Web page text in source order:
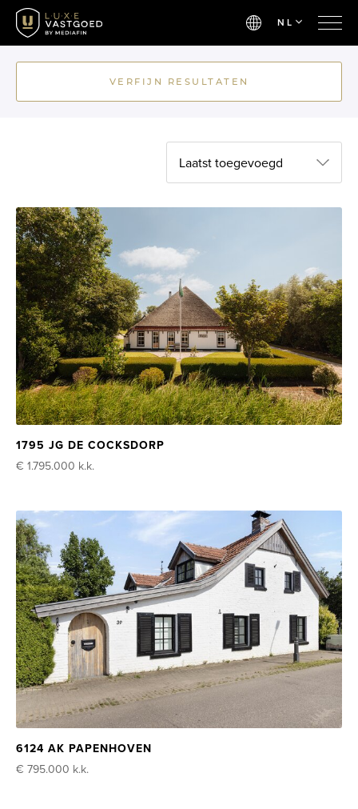
NL
VERFIJN RESULTATEN
1795 JG DE COCKSDORP
€ 1.795.000 k.k.
6124 AK PAPENHOVEN
€ 795.000 k.k.